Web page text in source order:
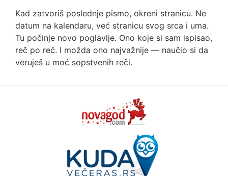
Kad zatvoriš poslednje pismo, okreni stranicu. Ne
datum na kalendaru, već stranicu svog srca i uma.
Tu počinje novo poglavlje. Ono koje si sam ispisao,
reč po reč. I možda ono najvažnije — naučio si da
veruješ u moć sopstvenih reči.